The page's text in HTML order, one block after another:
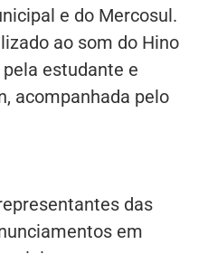
e do Mercosul.
ao som do Hino
estudante e
acompanhada pelo
das
em